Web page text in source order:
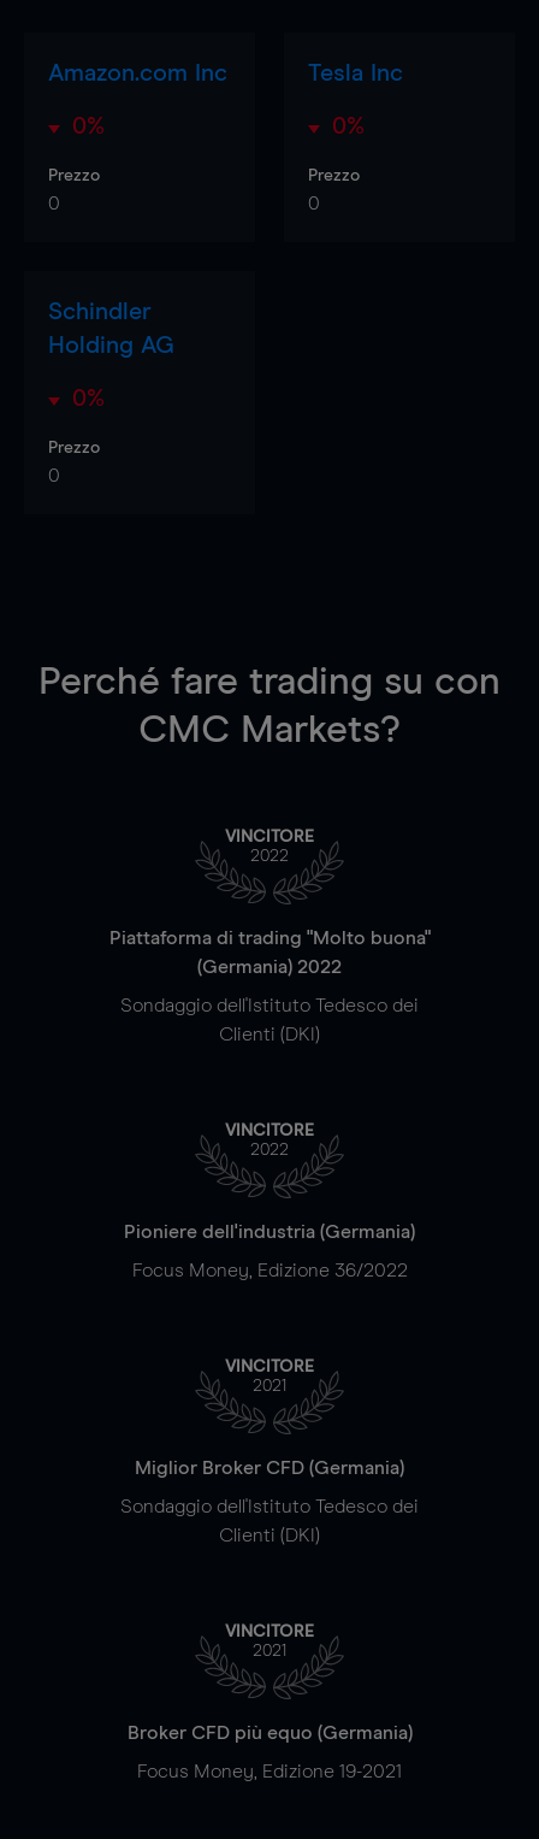
Amazon.com Inc
0%
Prezzo
0
Tesla Inc
0%
Prezzo
0
Schindler
Holding AG
0%
Prezzo
0
Perché fare trading su con
CMC Markets?
VINCITORE
2022
Piattaforma di trading "Molto buona"
(Germania) 2022
Sondaggio dell'Istituto Tedesco dei
Clienti (DKI)
VINCITORE
2022
Pioniere dell'industria (Germania)
Focus Money, Edizione 36/2022
VINCITORE
2021
Miglior Broker CFD (Germania)
Sondaggio dell'Istituto Tedesco dei
Clienti (DKI)
VINCITORE
2021
Broker CFD più equo (Germania)
Focus Money, Edizione 19-2021